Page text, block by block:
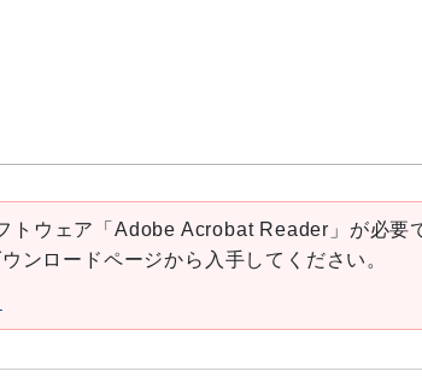
トウェア「Adobe Acrobat Reader」が必要
ンロードページから入手してください。